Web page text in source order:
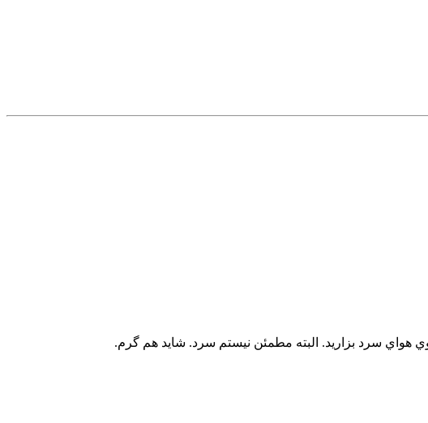
هواي سرد بزاريد. البته مطمئن نيستم سرد. شايد هم گرم.